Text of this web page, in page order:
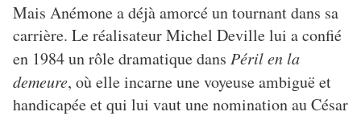
Mais Anémone a déjà amorcé un tournant dans sa
carrière. Le réalisateur Michel Deville lui a confié
en 1984 un rôle dramatique dans Péril en la
demeure, où elle incarne une voyeuse ambiguë et
handicapée et qui lui vaut une nomination au César